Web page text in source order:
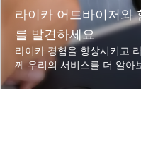
라이카 어드바이저와
를 발견하세요
라이카 경험을 향상시키고
께 우리의 서비스를 더 알아